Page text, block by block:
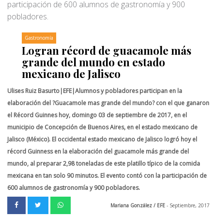
Gastronomía
Logran récord de guacamole más
grande del mundo en estado
mexicano de Jalisco
Ulises Ruiz Basurto|EFE|Alumnos y pobladores participan en la
elaboración del ?Guacamole mas grande del mundo? con el que ganaron
el Récord Guinnes hoy, domingo 03 de septiembre de 2017, en el
municipio de Concepción de Buenos Aires, en el estado mexicano de
Jalisco (México). El occidental estado mexicano de Jalisco logró hoy el
récord Guinness en la elaboración del guacamole más grande del
mundo, al preparar 2,98 toneladas de este platillo típico de la comida
mexicana en tan solo 90 minutos. El evento contó con la participación de
600 alumnos de gastronomía y 900 pobladores.
Mariana González / EFE - Septiembre, 2017